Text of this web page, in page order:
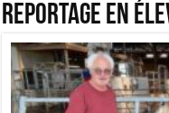
Reportage en